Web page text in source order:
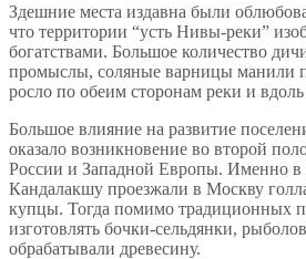
Здешние места издавна были
что территории “усть Нивы-реки”
богатствами. Большое количество
промыслы, соляные варницы манили
росло по обеим сторонам реки и
Большое влияние на развитие
оказало возникновение во второй
России и Западной Европы. Именно в
Кандалакшу проезжали в Москву
купцы. Тогда помимо традиционных
изготовлять бочки-сельдянки,
обрабатывали древесину.